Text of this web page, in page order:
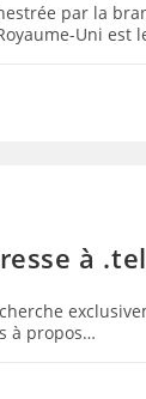
par la
Uni est
à
à propos…